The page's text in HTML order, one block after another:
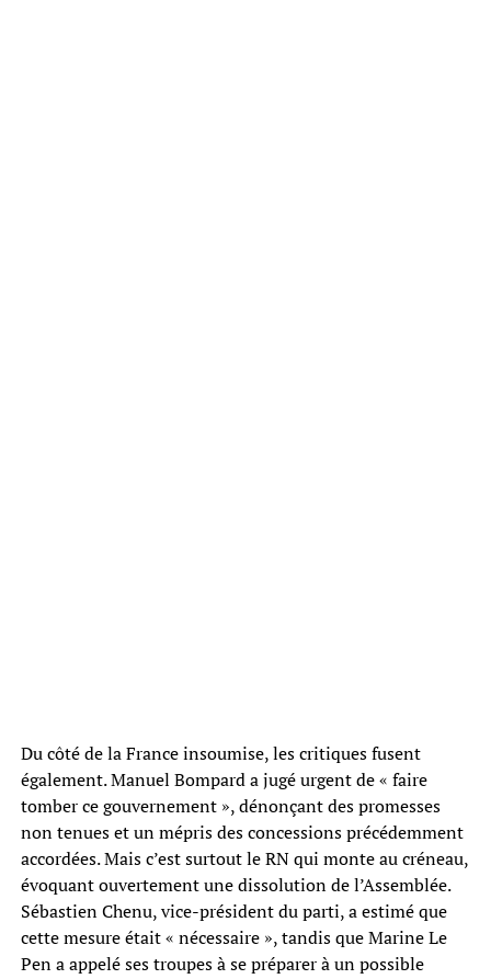
Du côté de la France insoumise, les critiques fusent
également. Manuel Bompard a jugé urgent de « faire
tomber ce gouvernement », dénonçant des promesses
non tenues et un mépris des concessions précédemment
accordées. Mais c’est surtout le RN qui monte au créneau,
évoquant ouvertement une dissolution de l’Assemblée.
Sébastien Chenu, vice-président du parti, a estimé que
cette mesure était « nécessaire », tandis que Marine Le
Pen a appelé ses troupes à se préparer à un possible